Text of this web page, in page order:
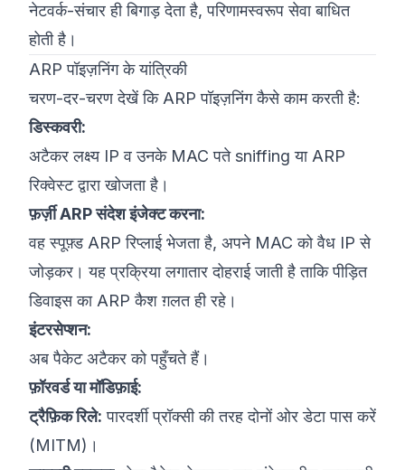
नेटवर्क-संचार ही बिगाड़ देता है, परिणामस्वरूप सेवा बाधित
होती है।
ARP पॉइज़निंग के यांत्रिकी
चरण-दर-चरण देखें कि ARP पॉइज़निंग कैसे काम करती है:
डिस्कवरी:
अटैकर लक्ष्य IP व उनके MAC पते sniffing या ARP
रिक्वेस्ट द्वारा खोजता है।
फ़र्ज़ी ARP संदेश इंजेक्ट करना:
वह स्पूफ़्ड ARP रिप्लाई भेजता है, अपने MAC को वैध IP से
जोड़कर। यह प्रक्रिया लगातार दोहराई जाती है ताकि पीड़ित
डिवाइस का ARP कैश ग़लत ही रहे।
इंटरसेप्शन:
अब पैकेट अटैकर को पहुँचते हैं।
फ़ॉरवर्ड या मॉडिफ़ाई:
ट्रैफ़िक रिले: पारदर्शी प्रॉक्सी की तरह दोनों ओर डेटा पास करें
(MITM)।